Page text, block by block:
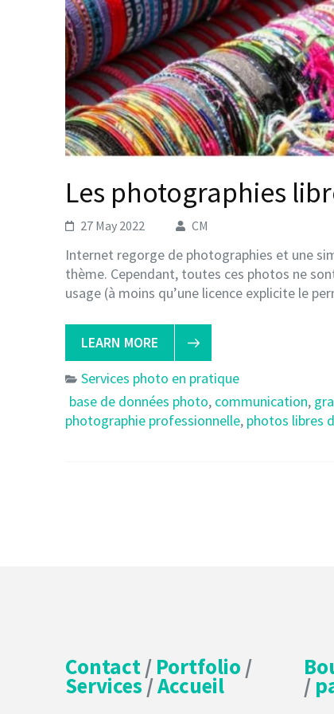
Les photographies
27 May 2022 CM
Internet regorge de photographies et une
thème. Cependant, toutes ces photos ne
usage (à moins qu’une licence explicite le
LEARN MORE
Services photo en pratique
base de données photo, communication,
photographie professionnelle, photos libres
Contact/ Portfolio /
Services/Accueil /